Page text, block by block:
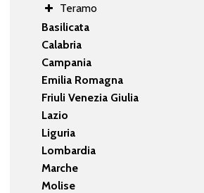
Teramo
Basilicata
Calabria
Campania
Emilia Romagna
Friuli Venezia Giulia
Lazio
Liguria
Lombardia
Marche
Molise